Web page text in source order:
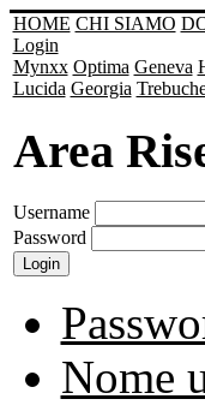
HOME CHI SIAMO
Login
Mynxx Optima Geneva
Lucida Georgia
Area
Username
Password
Nome